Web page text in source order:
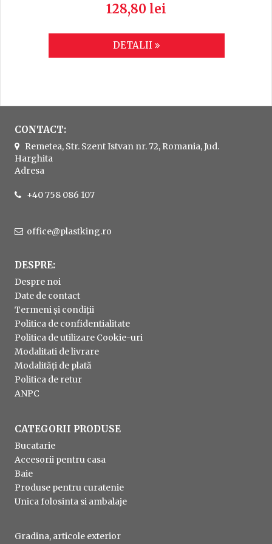
128,80 lei
DETALII
CONTACT:
Remetea, Str. Szent Istvan nr. 72, Romania, Jud.
Harghita
Adresa
+40 758 086 107
office@plastking.ro
DESPRE:
Despre noi
Date de contact
Termeni și condiții
Politica de confidentialitate
Politica de utilizare Cookie-uri
Modalitati de livrare
Modalități de plată
Politica de retur
ANPC
CATEGORII PRODUSE
Bucatarie
Accesorii pentru casa
Baie
Produse pentru curatenie
Unica folosinta si ambalaje
Gradina, articole exterior